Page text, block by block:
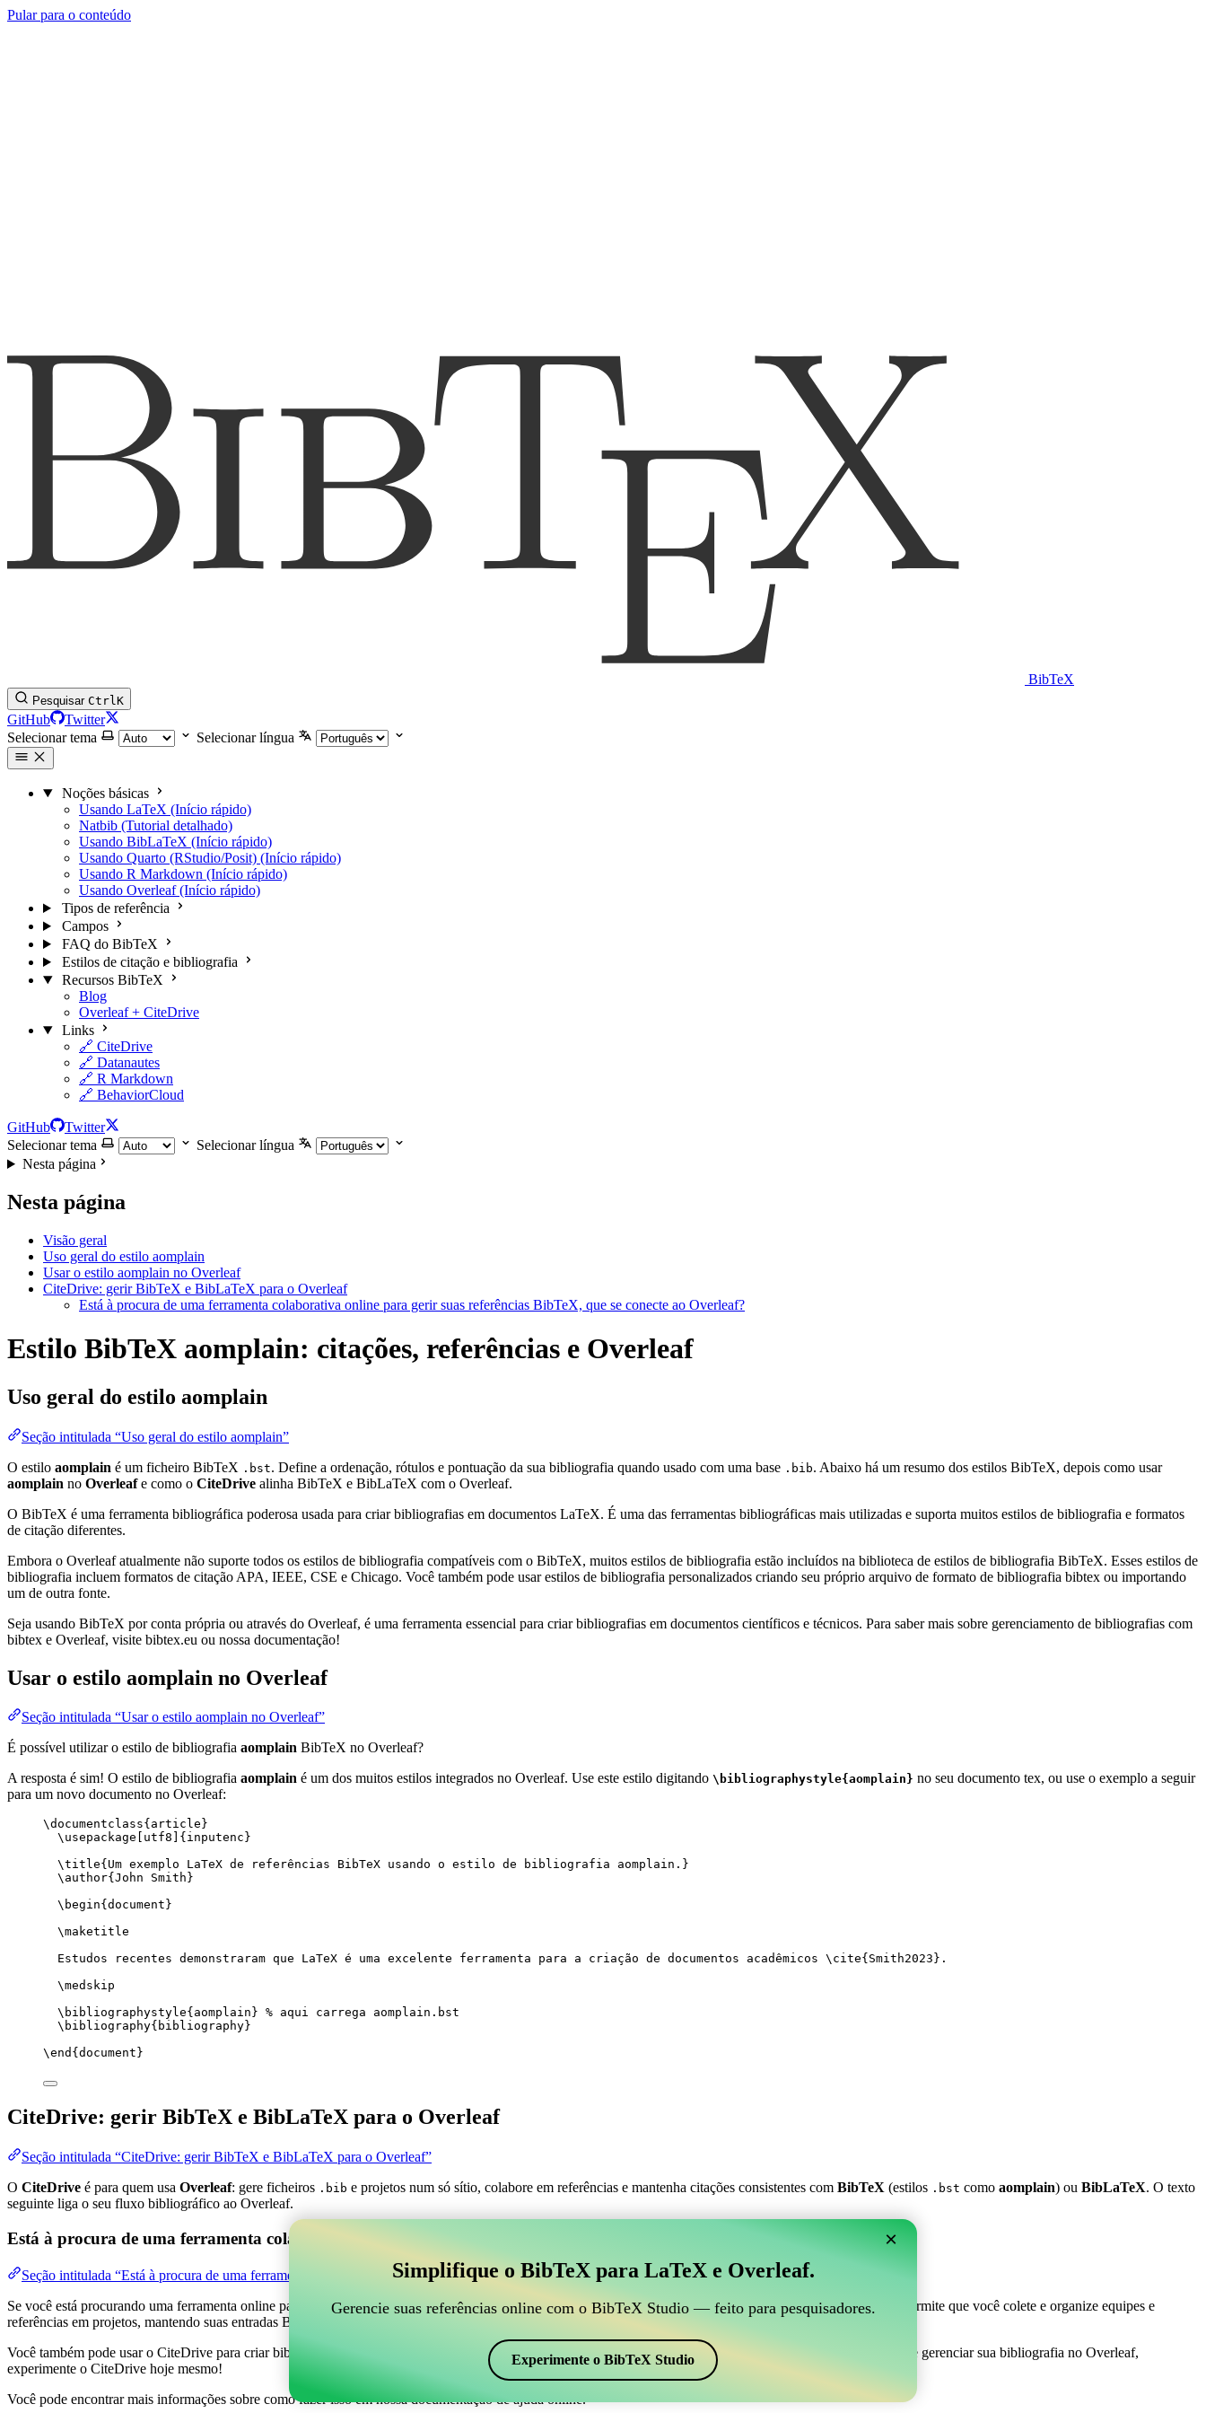
Pular para o conteúdo
BibTeX
Pesquisar CtrlK
GitHub
Twitter
Selecionar tema
Selecionar língua
Noções básicas
Usando LaTeX (Início rápido)
Natbib (Tutorial detalhado)
Usando BibLaTeX (Início rápido)
Usando Quarto (RStudio/Posit) (Início rápido)
Usando R Markdown (Início rápido)
Usando Overleaf (Início rápido)
Tipos de referência
Campos
FAQ do BibTeX
Estilos de citação e bibliografia
Recursos BibTeX
Blog
Overleaf + CiteDrive
Links
🔗 CiteDrive
🔗 Datanautes
🔗 R Markdown
🔗 BehaviorCloud
GitHub
Twitter
Selecionar tema
Selecionar língua
Nesta página
Nesta página
Visão geral
Uso geral do estilo aomplain
Usar o estilo aomplain no Overleaf
CiteDrive: gerir BibTeX e BibLaTeX para o Overleaf
Está à procura de uma ferramenta colaborativa online para gerir suas referências BibTeX, que se conecte ao Overleaf?
Estilo BibTeX aomplain: citações, referências e Overleaf
Uso geral do estilo aomplain
Seção intitulada “Uso geral do estilo aomplain”
O estilo aomplain é um ficheiro BibTeX .bst. Define a ordenação, rótulos e pontuação da sua bibliografia quando usado com uma base .bib. Abaixo há um resumo dos estilos BibTeX, depois como usar
aomplain no Overleafe como o CiteDrive alinha BibTeX e BibLaTeX com o Overleaf.
O BibTeX é uma ferramenta bibliográfica poderosa usada para criar bibliografias em documentos LaTeX. É uma das ferramentas bibliográficas mais utilizadas e suporta muitos estilos de bibliografia e formatos
de citação diferentes.
Embora o Overleaf atualmente não suporte todos os estilos de bibliografia compatíveis com o BibTeX, muitos estilos de bibliografia estão incluídos na biblioteca de estilos de bibliografia BibTeX. Esses estilos de
bibliografia incluem formatos de citação APA, IEEE, CSE e Chicago. Você também pode usar estilos de bibliografia personalizados criando seu próprio arquivo de formato de bibliografia bibtex ou importando
um de outra fonte.
Seja usando BibTeX por conta própria ou através do Overleaf, é uma ferramenta essencial para criar bibliografias em documentos científicos e técnicos. Para saber mais sobre gerenciamento de bibliografias com
bibtex e Overleaf, visite bibtex.eu ou nossa documentação!
Usar o estilo aomplain no Overleaf
Seção intitulada “Usar o estilo aomplain no Overleaf”
É possível utilizar o estilo de bibliografia aomplain BibTeX no Overleaf?
A resposta é sim! O estilo de bibliografia aomplain é um dos muitos estilos integrados no Overleaf. Use este estilo digitando \bibliographystyle{aomplain} no seu documento tex, ou use o exemplo a seguir
para um novo documento no Overleaf:
\documentclass{ article }
\usepackage
utf8 ]{ inputenc }
\title{Um exemplo LaTeX de referências BibTeX usando o estilo de bibliografia aomplain.}
\author{John Smith}
\begin{ document }
\maketitle
Estudos recentes demonstraram que LaTeX é uma excelente ferramenta para a criação de documentos acadêmicos \cite{ Smith2023 }.
\medskip
\bibliographystyle{aomplain} % aqui carrega aomplain.bst
\bibliography{bibliography}
\end { document }
CiteDrive: gerir BibTeX e BibLaTeX para o Overleaf
Seção intitulada “CiteDrive: gerir BibTeX e BibLaTeX para o Overleaf”
O CiteDrive é para quem usa Overleaf: gere ficheiros .bib e projetos num só sítio, colabore em referências e mantenha citações consistentes com BibTeX (estilos .bst como aomplain) ou BibLaTeX. O texto
seguinte liga o seu fluxo bibliográfico ao Overleaf.
Está à procura de uma ferramenta colaborativa online para gerir suas referências BibTeX, que se conecte ao Overleaf?
Seção intitulada “Está à procura de uma ferramenta colaborativa online para gerir suas referências BibTeX, que se conecte ao Overleaf?”
Se você está procurando uma ferramenta online para ajudar a gerenciar suas referências, citações e bibliografia no Overleaf, o CiteDrive pode ser perfeito! Ele permite que você colete e organize equipes e
referências em projetos, mantendo suas entradas BibTeX atualizadas em seu projeto Overleaf.
Você também pode usar o CiteDrive para criar bibliografias e citações em vários estilos, incluindo aomplain. Então, se você está procurando uma maneira fácil de gerenciar sua bibliografia no Overleaf,
experimente o CiteDrive hoje mesmo!
Você pode encontrar mais informações sobre como fazer isso em nossa documentação de ajuda online.
×
Simplifique o BibTeX para LaTeX e Overleaf.
Gerencie suas referências online com o BibTeX Studio — feito para pesquisadores.
Experimente o BibTeX Studio